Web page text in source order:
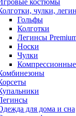
костюмы
чулки,
Гольфы
Колготки
Легинсы
Носки
Чулки
для дома и сна